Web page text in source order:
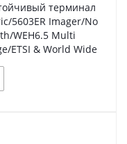
5603ER Imager/No
WEH6.5 Multi
ETSI & World Wide